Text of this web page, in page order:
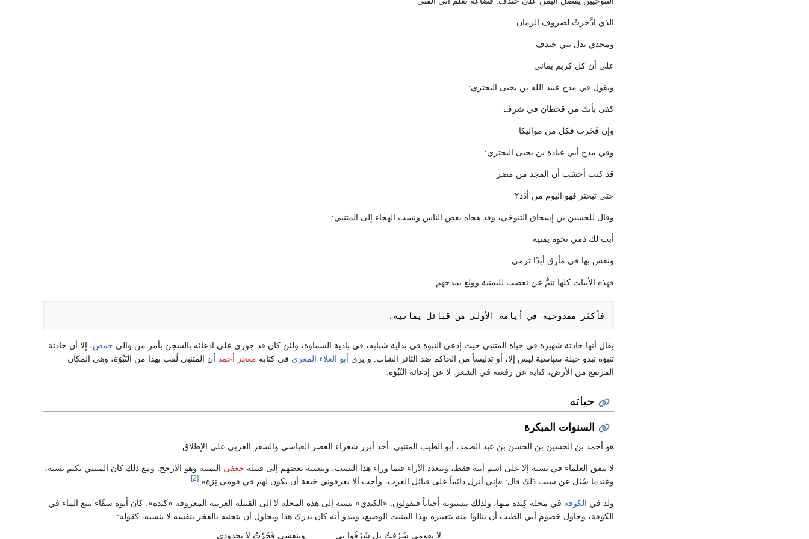
الذي ادَّخرتْ لصروف الزمان
ومجدي يدل بني خندف
على أن كل كريم يماني
ويقول في مدح عبيد الله بن يحيى البحتري:
كفى بأنك من قحطان في شرف
وإن فَخَرت فكل من مواليكا
وفي مدح أبي عبادة بن يحيى البحتري:
قد كنت أحسَب أن المجد من مضر
حتى تبحتر فهو اليوم من أدَد٢
وقال للحسين بن إسحاق التنوخي، وقد هجاه بعض الناس ونسب الهجاء إلى المتنبي:
أبت لك ذمي نخوة يمنية
ونفس بها في مأزِق أبدًا ترمى
فهذه الأبيات كلها تنمُّ عن تعصب لليمنية وولع بمدحهم
فأكثر ممدوحيه في أيامه الأولى من قبائل يمانية،
يقال أنها حادثة شهيرة في حياة المتنبي حيث إدعى النبوة في بداية شبابه، في بادية السماوة، ولئن كان قد جوزي على ادعائه بالسجن بأمر من والي حمص، إلا أن حادثة
تنبؤه تبدو حيلة سياسية ليس إلا، أو تدليساً من الحاكم ضد الثائر الشاب. و يرى أبو العلاء المعري في كتابه معجز أحمد أن المتنبي لُقب بهذا من النَبْوَة، وهي المكان
المرتفع من الأرض، كناية عن رفعته في الشعر. لا عن إدعائه النُبُوَة.
حياته
السنوات المبكرة
هو أحمد بن الحسين بن الحسن بن عبد الصمد، أبو الطيب المتنبي. أحد أبرز شعراء العصر العباسي والشعر العربي على الإطلاق.
لا يتفق العلماء في نسبه إلا على اسم أبيه فقط، وتتعدد الآراء فيما وراء هذا النسب، وينسبه بعضهم إلى قبيلة جعفى اليمنية وهو الارجح. ومع ذلك كان المتنبي يكتم نسبه،
وعندما سُئل عن سبب ذلك قال: «إني أنزل دائماً على قبائل العرب، وأحب ألا يعرفوني خيفة أن يكون لهم في قومي تِرَة».[2]
ولد في الكوفة في محلة كِندة منها، ولذلك ينسبونه أحياناً فيقولون: «الكندي» نسبة إلى هذه المحلة لا إلى القبيلة العربية المعروفة «كندة». كان أبوه سقّاء يبيع الماء في
الكوفة، وحاول خصوم أبي الطيب أن ينالوا منه بتعييره بهذا المنبت الوضيع، ويبدو أنه كان يدرك هذا ويحاول أن يتجنبه بالفخر بنفسه لا بنسبه، كقوله:
لا بقومي شَرُفتُ بل شَرُفُوا بي
وبنفسي فَخَرْتُ لا بجدودي